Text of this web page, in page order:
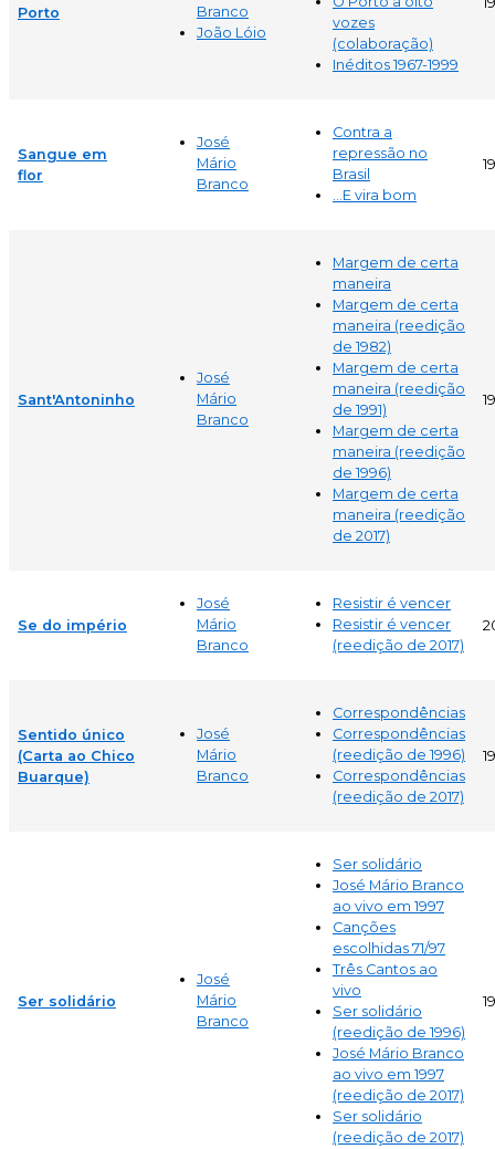
Porto
Branco
João Lóio
vozes
(colaboração)
Inéditos 1967-1999
Sangue em
flor
José
Mário
Branco
Contra a
repressão no
Brasil
...E vira bom
Sant'Antoninho
José
Mário
Branco
Margem de certa
maneira
Margem de certa
maneira (reedição
de 1982)
Margem de certa
maneira (reedição
de 1991)
Margem de certa
maneira (reedição
de 1996)
Margem de certa
maneira (reedição
de 2017)
Se do império
José
Mário
Branco
Resistir é vencer
Resistir é vencer
(reedição de 2017)
Sentido único
(Carta ao Chico
Buarque)
José
Mário
Branco
Correspondências
Correspondências
(reedição de 1996)
Correspondências
(reedição de 2017)
Ser solidário
José
Mário
Branco
Ser solidário
José Mário Branco
ao vivo em 1997
Canções
escolhidas 71/97
Três Cantos ao
vivo
Ser solidário
(reedição de 1996)
José Mário Branco
ao vivo em 1997
(reedição de 2017)
Ser solidário
(reedição de 2017)